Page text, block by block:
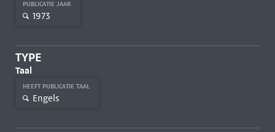
PUBLICATIE JAAR
1973
TYPE
Taal
HEEFT PUBLICATIE TAAL
Engels